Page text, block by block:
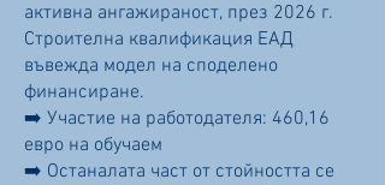
активна ангажираност, през 2026 г.
Строителна квалификация ЕАД
въвежда модел на споделено
финансиране.
➡️ Участие на работодателя: 460,16
евро на обучаем
➡️ Останалата част от стойността се